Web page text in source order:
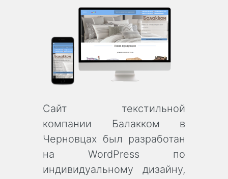
Сайт текстильной
компании Балакком в
Черновцах был разработан
на WordPress по
индивидуальному дизайну,